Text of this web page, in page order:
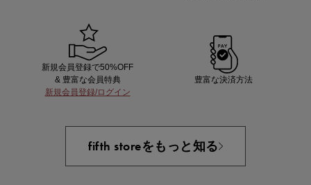
新規会員登録で50%OFF
& 豊富な会員特典
新規会員登録/ログイン
豊富な決済方法
fifth storeをもっと知る